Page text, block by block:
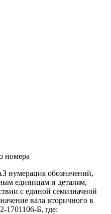
номера
нумерация обозначений,
единицам и деталям,
с единой семизначной
вала вторичного в
1701106-Б, где: